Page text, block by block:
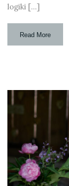
logiki […]
Read More